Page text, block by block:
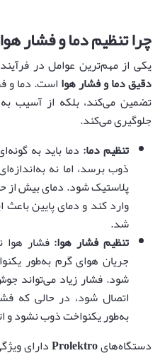
چرا تنظیم دما و فشار
یکی از مهم‌ترین عوامل در
دقیق دما و فشار هوااست. دما و
تضمین می‌کند، بلکه از آسیب
جلوگیری می‌کند.
تنظیم دما: دما باید به
ذوب برسد، اما نه
پلاستیک شود. دمای بیش از
وارد کند و دمای پایین
شد.
تنظیم فشار هوا: فشار هوا
جریان هوای گرم به‌طور
شود. فشار زیاد می‌تواند
اتصال شود، در حالی که
به‌طور یکنواخت ذوب نشود و
دستگاه‌هایProlektroدارای